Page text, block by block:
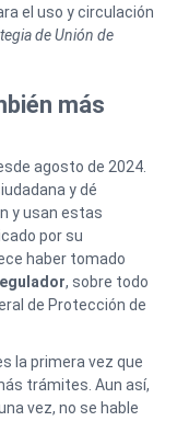
el uso y circulación
de Unión de
más
agosto de 2024.
y dé
y usan estas
por su
haber tomado
, sobre todo
de Protección de
la primera vez que
trámites. Aun así,
vez, no se hable